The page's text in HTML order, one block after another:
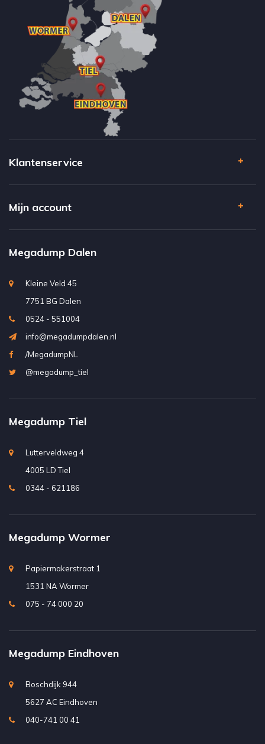
Klantenservice
Mijn account
Megadump Dalen
Kleine Veld 45
7751 BG Dalen
0524 - 551004
info@megadumpdalen.nl
/MegadumpNL
@megadump_tiel
Megadump Tiel
Lutterveldweg 4
4005 LD Tiel
0344 - 621186
Megadump Wormer
Papiermakerstraat 1
1531 NA Wormer
075 - 74 000 20
Megadump Eindhoven
Boschdijk 944
5627 AC Eindhoven
040-741 00 41